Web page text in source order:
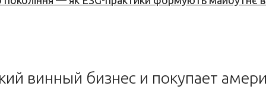
винный бизнес и покупает